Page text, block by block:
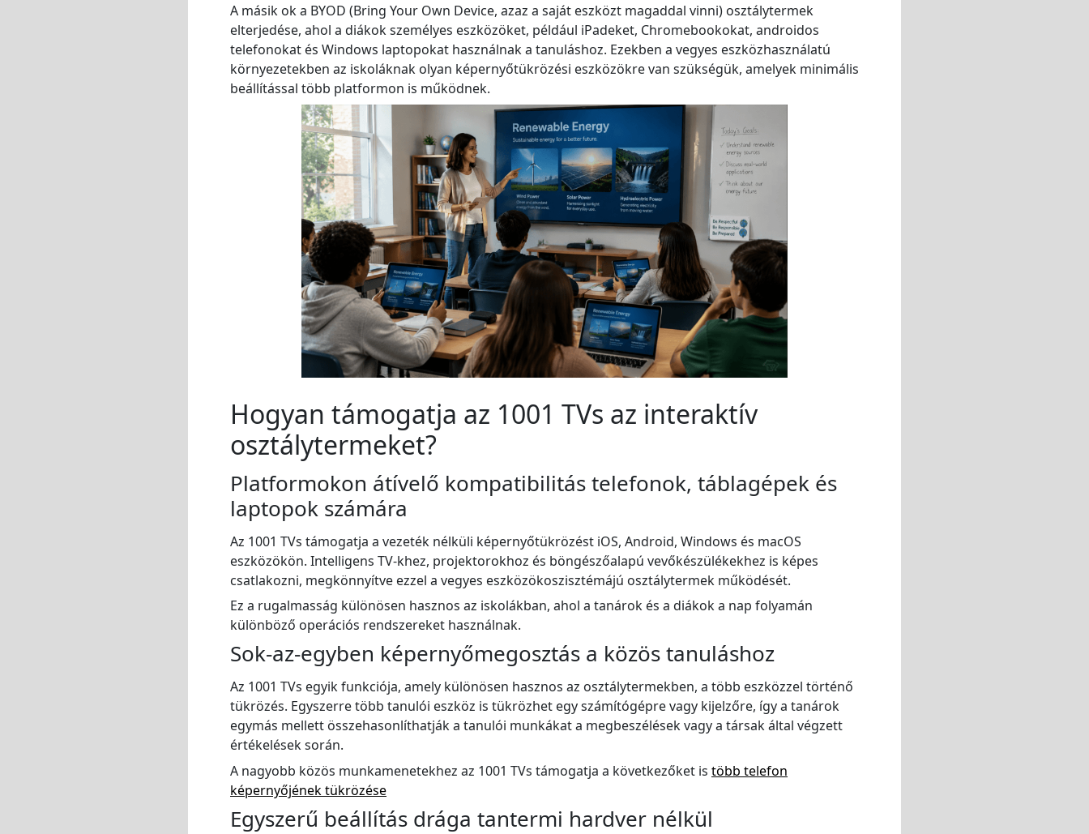
A másik ok a BYOD (Bring Your Own Device, azaz a saját eszközt magaddal vinni) osztálytermek
elterjedése, ahol a diákok személyes eszközöket, például iPadeket, Chromebookokat, androidos
telefonokat és Windows laptopokat használnak a tanuláshoz. Ezekben a vegyes eszközhasználatú
környezetekben az iskoláknak olyan képernyőtükrözési eszközökre van szükségük, amelyek minimális
beállítással több platformon is működnek.
Hogyan támogatja az 1001 TVs az interaktív
osztálytermeket?
Platformokon átívelő kompatibilitás telefonok, táblagépek és
laptopok számára
Az 1001 TVs támogatja a vezeték nélküli képernyőtükrözést iOS, Android, Windows és macOS
eszközökön. Intelligens TV-khez, projektorokhoz és böngészőalapú vevőkészülékekhez is képes
csatlakozni, megkönnyítve ezzel a vegyes eszközökoszisztémájú osztálytermek működését.
Ez a rugalmasság különösen hasznos az iskolákban, ahol a tanárok és a diákok a nap folyamán
különböző operációs rendszereket használnak.
Sok-az-egyben képernyőmegosztás a közös tanuláshoz
Az 1001 TVs egyik funkciója, amely különösen hasznos az osztálytermekben, a több eszközzel történő
tükrözés. Egyszerre több tanulói eszköz is tükrözhet egy számítógépre vagy kijelzőre, így a tanárok
egymás mellett összehasonlíthatják a tanulói munkákat a megbeszélések vagy a társak által végzett
értékelések során.
A nagyobb közös munkamenetekhez az 1001 TVs támogatja a következőket is több telefon
képernyőjének tükrözése
Egyszerű beállítás drága tantermi hardver nélkül